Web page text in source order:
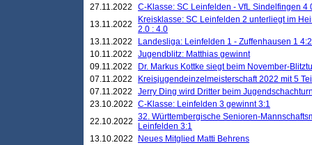
27.11.2022
C-Klasse: SC Leinfelden - VfL Sindelfingen 4
13.11.2022
Kreisklasse: SC Leinfelden 2 unterliegt im
2.0 : 4.0
13.11.2022
Landesliga: Leinfelden 1 - Zuffenhausen 1 4:2
10.11.2022
Jugendblitz: Matthias gewinnt
09.11.2022
Dr. Markus Kottke siegt beim November-
07.11.2022
Kreisjugendeinzelmeisterschaft 2022 mit 5
07.11.2022
Jerry Ding wird Dritter beim
23.10.2022 C-Klasse: Leinfelden 3 gewinnt 3:1
22.10.2022 32. Württembergische Senioren-
Leinfelden 3:1
13.10.2022
Neues Mitglied Matti Behrens